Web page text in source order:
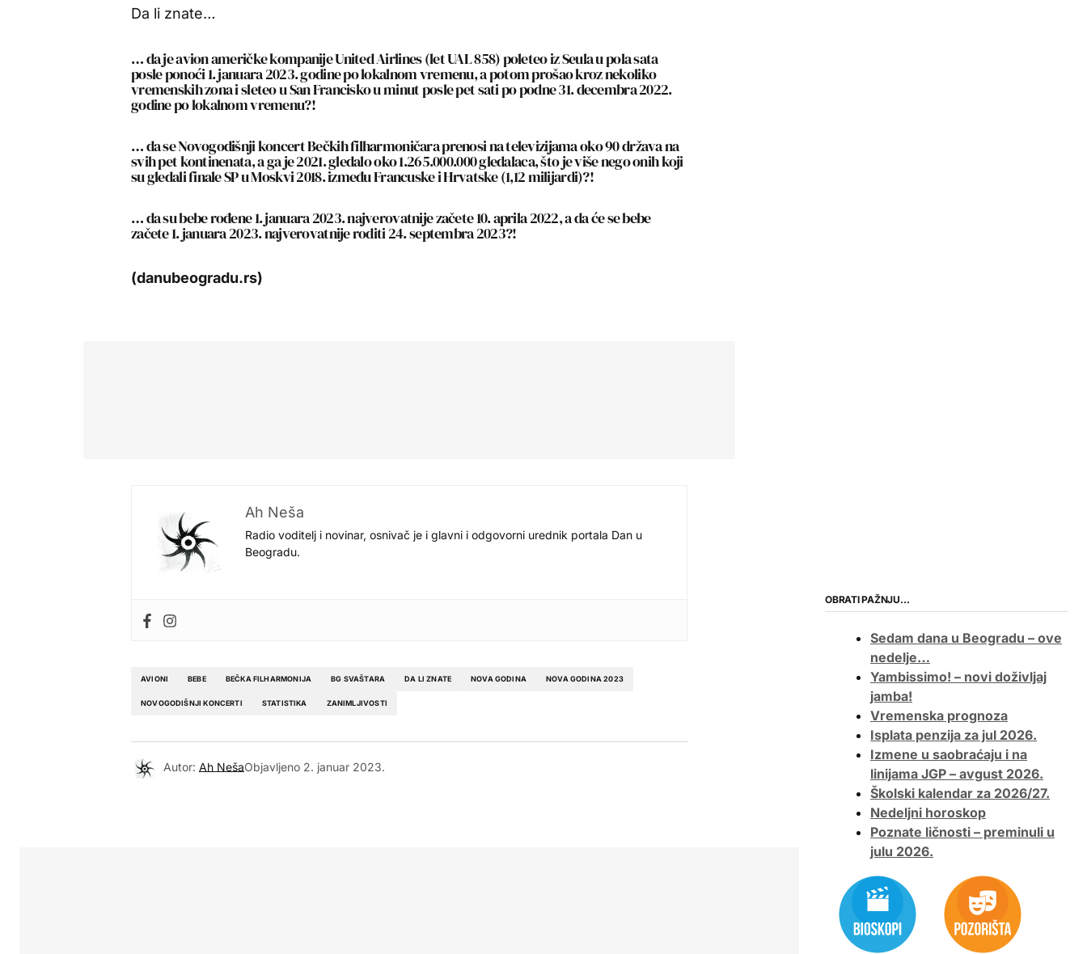
Da li znate…
… da je avion američke kompanije United Airlines (let UAL 858) poleteo iz Seula u pola sata
posle ponoći 1. januara 2023. godine po lokalnom vremenu, a potom prošao kroz nekoliko
vremenskih zona i sleteo u San Francisko u minut posle pet sati po podne 31. decembra 2022.
godine po lokalnom vremenu?!
… da se Novogodišnji koncert Bečkih filharmoničara prenosi na televizijama oko 90 država na
svih pet kontinenata, a ga je 2021. gledalo oko 1.265.000.000 gledalaca, što je više nego onih koji
su gledali finale SP u Moskvi 2018. između Francuske i Hrvatske (1,12 milijardi)?!
… da su bebe rođene 1. januara 2023. najverovatnije začete 10. aprila 2022, a da će se bebe
začete 1. januara 2023. najverovatnije roditi 24. septembra 2023?!
(danubeogradu.rs)
Ah Neša
Radio voditelj i novinar, osnivač je i glavni i odgovorni urednik portala Dan u
Beogradu.
AVIONI BEBE BEČKA FILHARMONIJA BG SVAŠTARA DA LI ZNATE NOVA GODINA NOVA GODINA 2023
NOVOGODIŠNJI KONCERTI STATISTIKA ZANIMLJIVOSTI
Autor: Ah NešaObjavljeno 2. januar 2023.
OBRATI PAŽNJU…
Sedam dana u Beogradu – ove
nedelje…
Yambissimo! – novi doživljaj
jamba!
Vremenska prognoza
Isplata penzija za jul 2026.
Izmene u saobraćaju i na
linijama JGP – avgust 2026.
Školski kalendar za 2026/27.
Nedeljni horoskop
Poznate ličnosti – preminuli u
julu 2026.